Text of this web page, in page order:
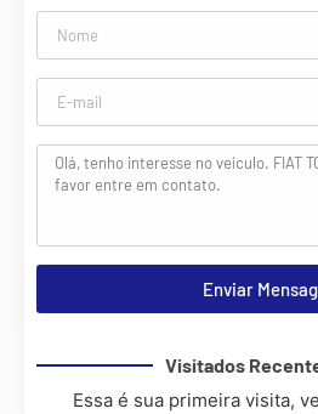
Enviar
Visitados
Essa é sua primeira visita,